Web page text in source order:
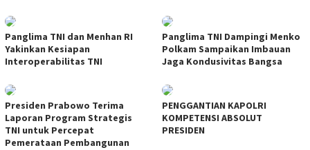
Panglima TNI dan Menhan RI
Yakinkan Kesiapan
Interoperabilitas TNI
Panglima TNI Dampingi Menko
Polkam Sampaikan Imbauan
Jaga Kondusivitas Bangsa
Presiden Prabowo Terima
Laporan Program Strategis
TNI untuk Percepat
Pemerataan Pembangunan
PENGGANTIAN KAPOLRI
KOMPETENSI ABSOLUT
PRESIDEN